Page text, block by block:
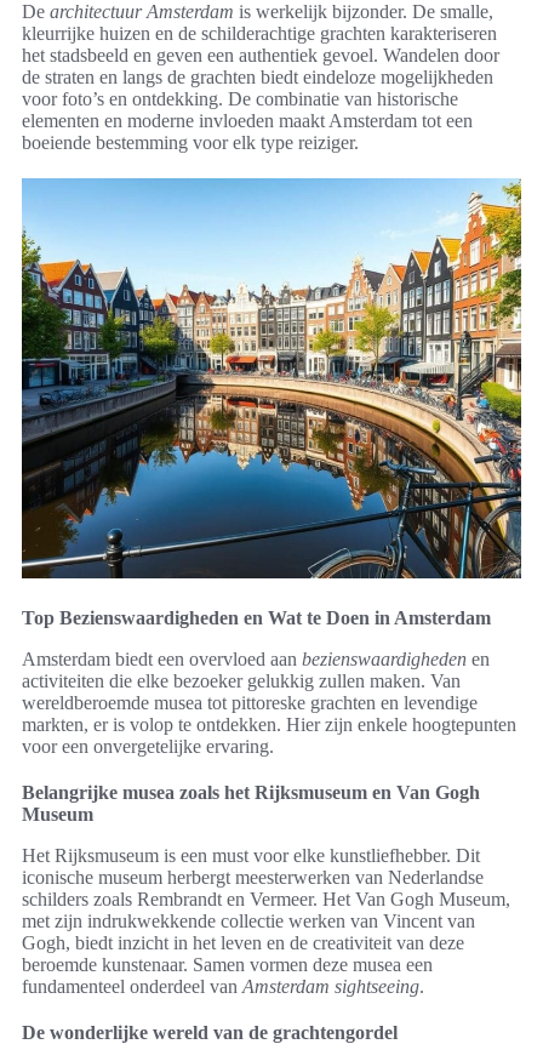
De architectuur Amsterdam is werkelijk bijzonder. De smalle,
kleurrijke huizen en de schilderachtige grachten karakteriseren
het stadsbeeld en geven een authentiek gevoel. Wandelen door
de straten en langs de grachten biedt eindeloze mogelijkheden
voor foto’s en ontdekking. De combinatie van historische
elementen en moderne invloeden maakt Amsterdam tot een
boeiende bestemming voor elk type reiziger.
Top Bezienswaardigheden en Wat te Doen in Amsterdam
Amsterdam biedt een overvloed aan bezienswaardigheden en
activiteiten die elke bezoeker gelukkig zullen maken. Van
wereldberoemde musea tot pittoreske grachten en levendige
markten, er is volop te ontdekken. Hier zijn enkele hoogtepunten
voor een onvergetelijke ervaring.
Belangrijke musea zoals het Rijksmuseum en Van Gogh
Museum
Het Rijksmuseum is een must voor elke kunstliefhebber. Dit
iconische museum herbergt meesterwerken van Nederlandse
schilders zoals Rembrandt en Vermeer. Het Van Gogh Museum,
met zijn indrukwekkende collectie werken van Vincent van
Gogh, biedt inzicht in het leven en de creativiteit van deze
beroemde kunstenaar. Samen vormen deze musea een
fundamenteel onderdeel van Amsterdam sightseeing.
De wonderlijke wereld van de grachtengordel